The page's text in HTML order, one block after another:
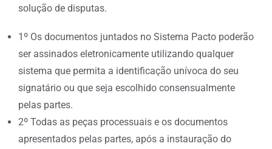
solução de disputas.
1º Os documentos juntados no Sistema Pacto poderão
ser assinados eletronicamente utilizando qualquer
sistema que permita a identificação unívoca do seu
signatário ou que seja escolhido consensualmente
pelas partes.
2º Todas as peças processuais e os documentos
apresentados pelas partes, após a instauração do